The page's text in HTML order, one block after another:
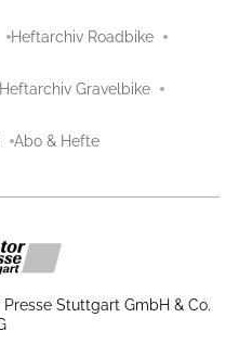
Heftarchiv Roadbike
Heftarchiv Gravelbike
Abo & Hefte
Stuttgart GmbH & Co.